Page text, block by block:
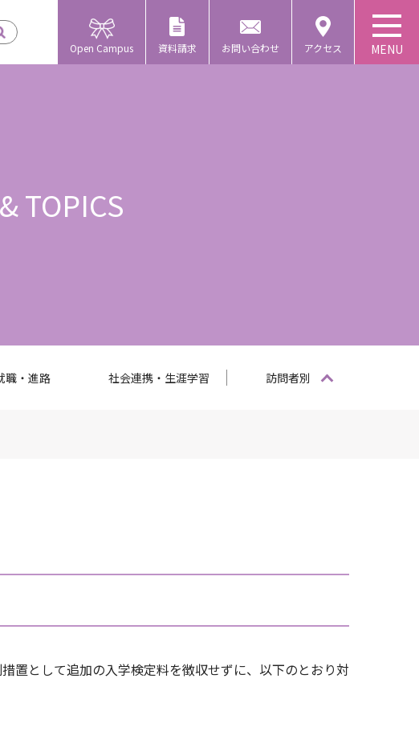
Open Campus 資料請求 お問い合わせ アクセス
TOPICS
職・進路 社会連携・生涯学習 訪問者別
置として追加の入学検定料を徴収せずに、以下のとおり対